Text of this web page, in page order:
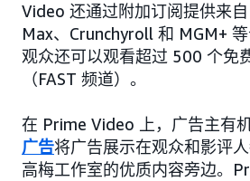
Video 还通过附加订阅提供来自
Max、Crunchyroll 和 MGM+ 等
观众还可以观看超过 500 个免
（FAST 频道）。
在 Prime Video 上，广告主有
广告将广告展示在观众和影评
高梅工作室的优质内容旁边。